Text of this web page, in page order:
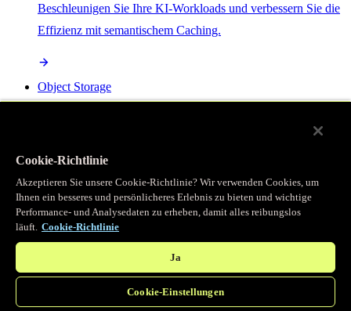
Beschleunigen Sie Ihre KI-Workloads und verbessern Sie die
Effizienz mit semantischem Caching.
Object Storage
Programmierbarer Cache
Erhalten Sie vollständigen programmatischen Zugriff auf das
legendäre Caching, das unser CDN antreibt.
Cookie-Richtlinie
Akzeptieren Sie unsere Cookie-Richtlinie? Wir verwenden Cookies, um
Ihnen ein besseres und persönlicheres Erlebnis zu bieten und wichtige
Performance- und Analysedaten zu erheben, damit alles reibungslos
läuft. Cookie-Richtlinie
Ja
Cookie-Einstellungen